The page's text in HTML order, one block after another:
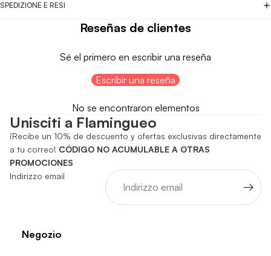
SPEDIZIONE E RESI
Reseñas de clientes
Sé el primero en escribir una reseña
Escribir una reseña
No se encontraron elementos
Unisciti a Flamingueo
¡Recibe un 10% de descuento y ofertas exclusivas directamente
a tu correo! CÓDIGO NO ACUMULABLE A OTRAS
PROMOCIONES
Indirizzo email
Negozio